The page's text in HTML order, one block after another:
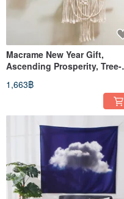
Macrame New Year Gift,
Ascending Prosperity, Tree-
Shaped Handmade Woven
Living Room Bedroom
1,663฿